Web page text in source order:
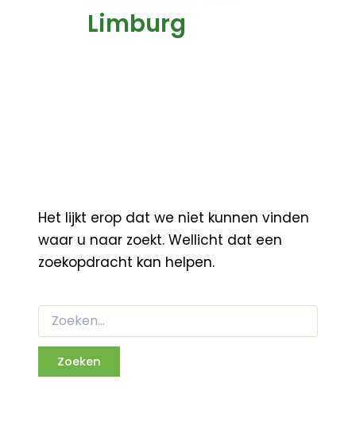
Limburg
Het lijkt erop dat we niet kunnen vinden
waar u naar zoekt. Wellicht dat een
zoekopdracht kan helpen.